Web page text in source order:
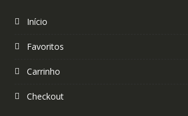
Início
Favoritos
Carrinho
Checkout